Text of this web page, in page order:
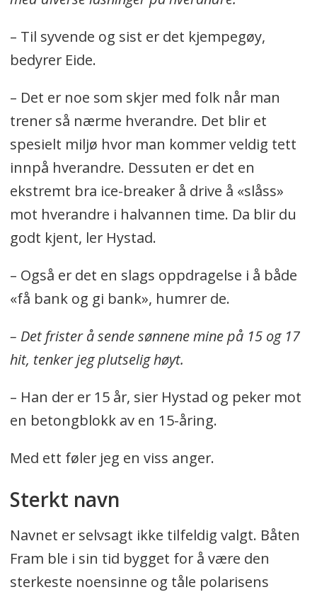
– Til syvende og sist er det kjempegøy,
bedyrer Eide.
– Det er noe som skjer med folk når man
trener så nærme hverandre. Det blir et
spesielt miljø hvor man kommer veldig tett
innpå hverandre. Dessuten er det en
ekstremt bra ice-breaker å drive å «slåss»
mot hverandre i halvannen time. Da blir du
godt kjent, ler Hystad.
– Også er det en slags oppdragelse i å både
«få bank og gi bank», humrer de.
– Det frister å sende sønnene mine på 15 og 17
hit, tenker jeg plutselig høyt.
– Han der er 15 år, sier Hystad og peker mot
en betongblokk av en 15-åring.
Med ett føler jeg en viss anger.
Sterkt navn
Navnet er selvsagt ikke tilfeldig valgt. Båten
Fram ble i sin tid bygget for å være den
sterkeste noensinne og tåle polarisens